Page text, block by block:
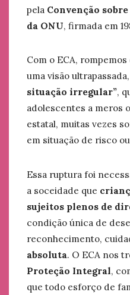
pela Convenção
da ONU, firmada em
Com o ECA,
uma visão
situação irregular”,
adolescentes a meros
estatal, muitas vezes
em situação de risco
Essa ruptura foi
a soceidade que
sujeitos plenos de
condição única de
reconhecimento,
absoluta. O ECA nos
Proteção Integral,
que todo esforço de